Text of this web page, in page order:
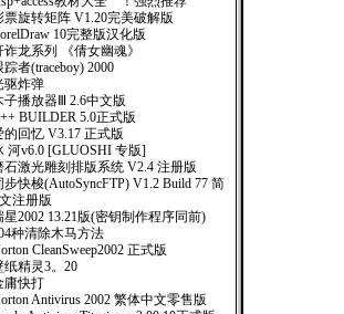
票旋转矩阵 V1.20完美破解版
10完整版汉化版
诈龙系列 《倩女幽魂》
踪者(traceboy) 2000
驱炸弹
子播放器Ⅲ 2.6中文版
BUILDER 5.0正式版
的回忆 V3.17 正式版
河v6.0 [GLUOSHI 专版]
石激光雕刻排版系统 V2.4 注册版
步快梭(AutoSyncFTP) V1.2 Build 77 简
注册版
星2002 13.21版(密钥制作程序同前)
种清除木马方法
CleanSweep2002 正式版
纸精灵3。20
庸快打
Antivirus 2002 繁体中文零售版